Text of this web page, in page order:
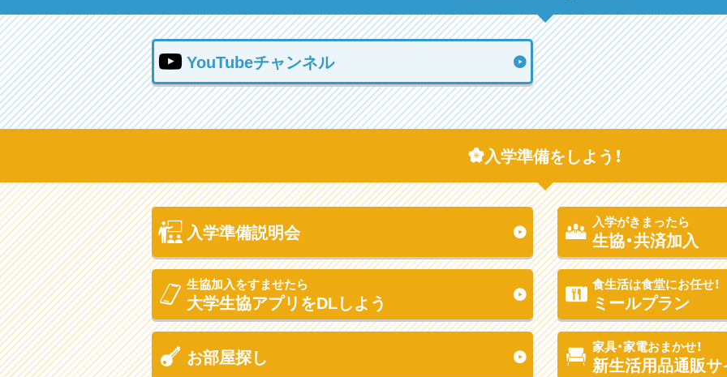
YouTubeチャンネル
入学準備をしよう！
入学準備説明会 入学がきまったら
生協・共済加入
生協加入をすませたら
大学生協アプリをDLしよう
食生活は食堂にお任せ！
ミールプラン
お部屋探し 家具・家電おまかせ！
新生活用品通販サ